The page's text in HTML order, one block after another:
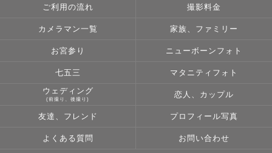
ご利用の流れ 撮影料金
カメラマン一覧 家族、ファミリー
お宮参り ニューボーンフォト
七五三 マタニティフォト
ウェディング
(前撮り、後撮り)
恋人、カップル
友達、フレンド プロフィール写真
よくある質問 お問い合わせ